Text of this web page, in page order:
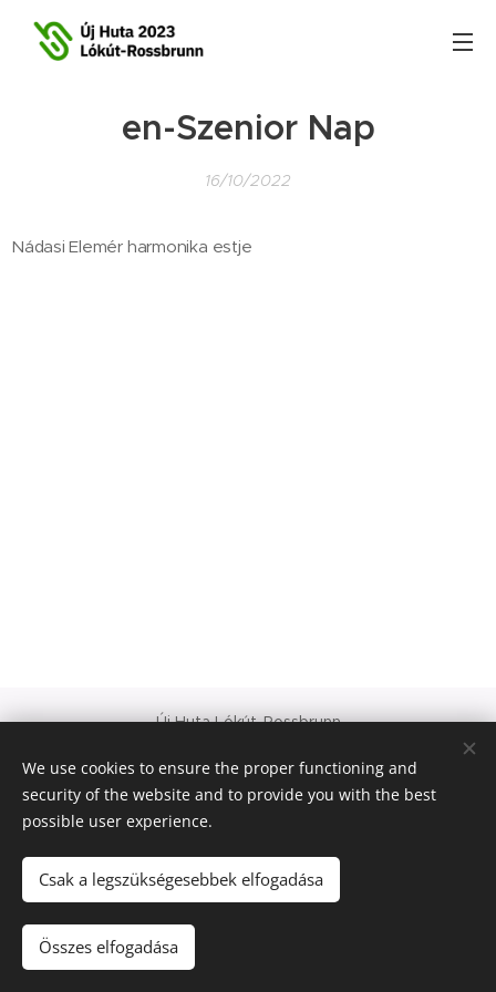
en-Szenior Nap
16/10/2022
Nádasi Elemér harmonika estje
Új Huta Lókút-Rossbrunn
Európa Kultúrális Fővárosa
PAJTA PROJEKT
© 2021 Minden jog fenntartva Cookies
Magyar
We use cookies to ensure the proper functioning and
security of the website and to provide you with the best
possible user experience.
Csak a legszükségesebbek elfogadása
Összes elfogadása